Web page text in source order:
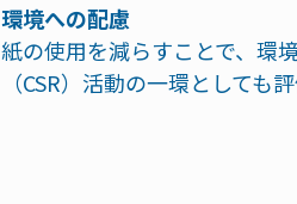
環境への配慮
紙の使用を減らすことで、環
（CSR）活動の一環としても